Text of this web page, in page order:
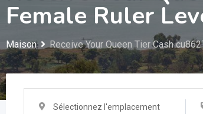
Female Ruler
Maison Receive Your Queen Tier Cash
Sélectionnez l'emplacement